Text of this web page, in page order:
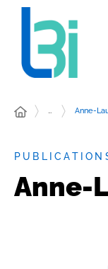
… Anne-
Anne-